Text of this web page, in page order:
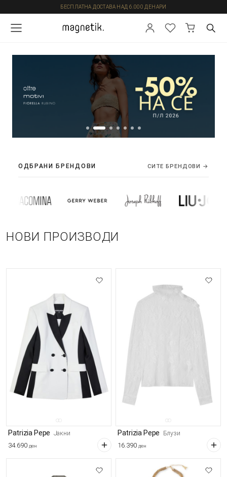
БЕСПЛАТНА ДОСТАВА НАД 6.000 ДЕНАРИ
ОДБРАНИ БРЕНДОВИ СИТЕ БРЕНДОВИ →
НОВИ ПРОИЗВОДИ
Patrizia Pepe Јакни
34.690 ден
Patrizia Pepe Блузи
16.390 ден